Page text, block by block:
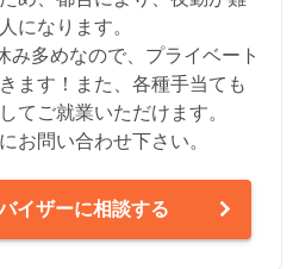
になります。
み多めなので、プライベート
ます！また、各種手当ても
てご就業いただけます。
お問い合わせ下さい。
イザーに相談する